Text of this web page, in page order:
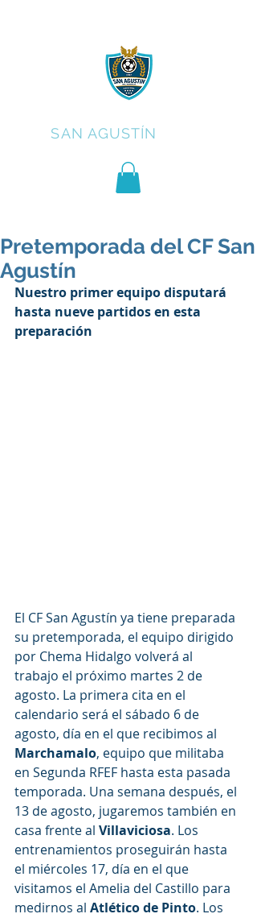
SAN AGUSTÍN
Pretemporada del CF San
Agustín
Nuestro primer equipo disputará
hasta nueve partidos en esta
preparación
El CF San Agustín ya tiene preparada
su pretemporada, el equipo dirigido
por Chema Hidalgo volverá al
trabajo el próximo martes 2 de
agosto. La primera cita en el
calendario será el sábado 6 de
agosto, día en el que recibimos al
Marchamalo, equipo que militaba
en Segunda RFEF hasta esta pasada
temporada. Una semana después, el
13 de agosto, jugaremos también en
casa frente al Villaviciosa. Los
entrenamientos proseguirán hasta
el miércoles 17, día en el que
visitamos el Amelia del Castillo para
medirnos al Atlético de Pinto. Los